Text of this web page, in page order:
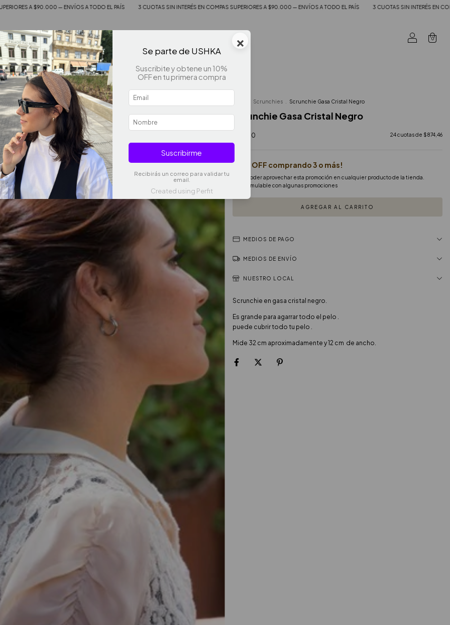
TODO EL PAÍS 3 CUOTAS SIN INTERÉS EN COMPAS SUPERIORES A $90.000 — ENVÍOS A TODO EL PAÍS 3 CUOTAS SIN INTERÉS EN COMPAS SUPERIORES A $90.000 —
0
Productos Cómo Comprar Quiénes Somos Contacto
Scrunchies Scrunchie Gasa Cristal Negro
Scrunchie Gasa Cristal Negro
$9.900 24cuotas de $874,46
¡15% OFF comprando 3 o más!
Vas a poder aprovechar esta promoción en cualquier producto de la tienda.
No acumulable con algunas promociones
MEDIOS DE PAGO
MEDIOS DE ENVÍO
NUESTRO LOCAL
Scrunchie en gasa cristal negro.
Es grande para agarrar todo el pelo .
puede cubrir todo tu pelo .
Mide 32 cm aproximadamente y 12 cm de ancho.
×
Se parte de USHKA
Suscribite y obtene un 10%
OFF en tu primera compra
Suscribirme
Recibirás un correo para validar tu
email.
Created using Perfit